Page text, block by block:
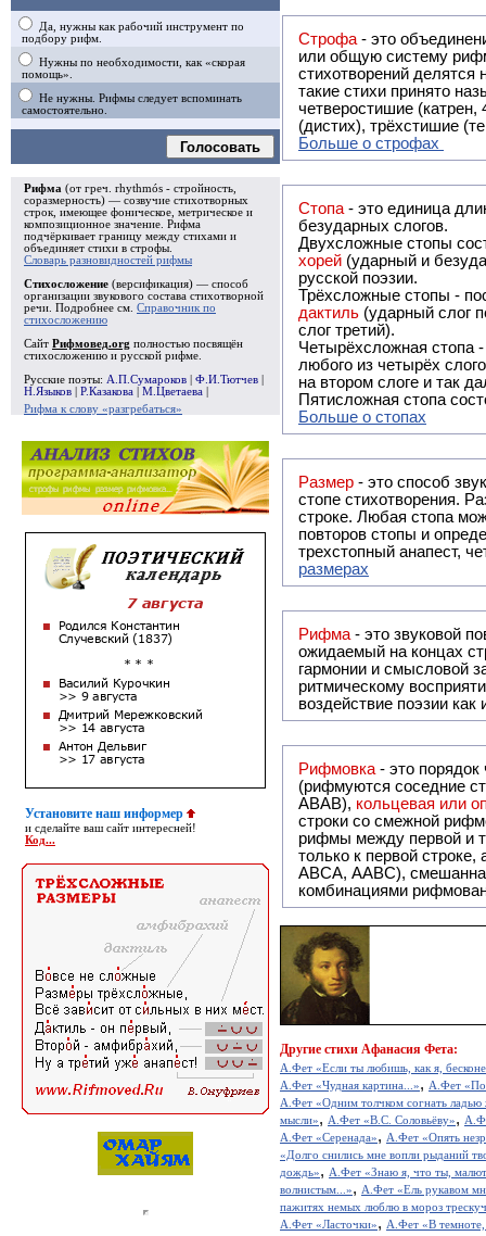
Да, нужны как рабочий инструмент по
подбору рифм.
Нужны по необходимости, как «скорая
помощь».
Не нужны. Рифмы следует вспоминать
самостоятельно.
Голосовать
Рифма (от греч. rhythmós - стройность,
соразмерность) — созвучие стихотворных
строк, имеющее фоническое, метрическое и
композиционное значение. Рифма
подчёркивает границу между стихами и
объединяет стихи в строфы
Словарь разновидностей рифмы
Стихосложение (версификация) — способ
организации звукового состава стихотворной
речи. Подробнее см. Справочник по
стихосложению
Сайт Рифмовед.org полностью посвящён
стихосложению и русской рифме.
Русские поэты: А.П.Сумароков Ф.И.Тютчев
Н.Языков
Р.Казакова М.Цветаева
Рифма к слову «разгребаться»
Установите наш информер
и сделайте ваш сайт интересней!
Код...
Строфа - это объединение двух
или общую систему рифм, и регулярно или периодически
стихотворений делятся на строфы и т.о. являются строфическими.
такие стихи принято называть астрофическими. Самая популярная строфа в русской поэзии -
четверостишие
(дистих), трёхстишие
Больше о строфах
Стопа - это единица
безударных слогов.
Двухсложные стопы
хорей (ударный и
русской поэзии.
Трёхсложные стопы -
дактиль (ударный слог
слог третий).
Четырёхсложная стопа
любого из четырёх
на втором слоге и так
Пятисложная стопа
Больше о стопах
Размер - это способ
стопе стихотворения.
строке. Любая стопа
повторов стопы и
трехстопный анапест,
размерах
Рифма - это звуковой повтор, традиционно используемый в поэзии и, как
ожидаемый на концах
гармонии и смысловой
ритмическому
воздействие поэзии
Рифмовка - это
(рифмуются соседние
ABAB), кольцевая или
строки со смежной
рифмы между первой и
только к первой
ABCA, AABC), смешанная или вольная рифмовка (рифмовка в сложных строфах с различными
комбинациями
Другие стихи Афанасия Фета:
А.Фет «Если ты любишь, как я,
А.Фет «Чудная картина...», А.Фет
А.Фет «Одним толчком согнать
мысли», А.Фет «В.С. Соловьёву»,
А.Фет «Серенада», А.Фет «Опять
«Долго снились мне вопли рыданий
дождь», А.Фет «Знаю я, что ты,
волнистым...», А.Фет «Ель рукавом
пажитях немых люблю в мороз
А.Фет «Ласточки», А.Фет «В